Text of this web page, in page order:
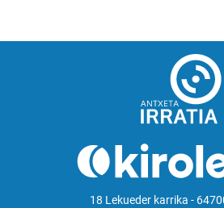
18 Lekueder karrika -